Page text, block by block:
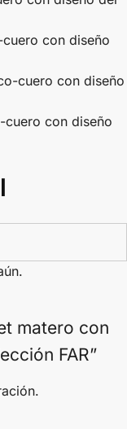
con diseño
cuero con diseño
con diseño
matero con
FAR”